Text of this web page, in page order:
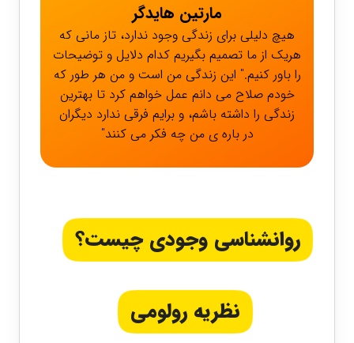
مارتین هایدگر
هیچ دلیلی برای زندگی وجود ندارد، تاز مانی که
هریک از ما تصمیم بگیریم کدام دلایل و توضیحات
را باور کنیم." این زندگی من است و من هر طور که
خودم صلاح می دانم عمل خواهم کرد تا بهترین
زندگی را داشته باشم، و برایم فرقی ندارد دیگران
در باره ی من چه فکر می کنند"
روانشناسی وجودی چیست؟
نظریه رولومی